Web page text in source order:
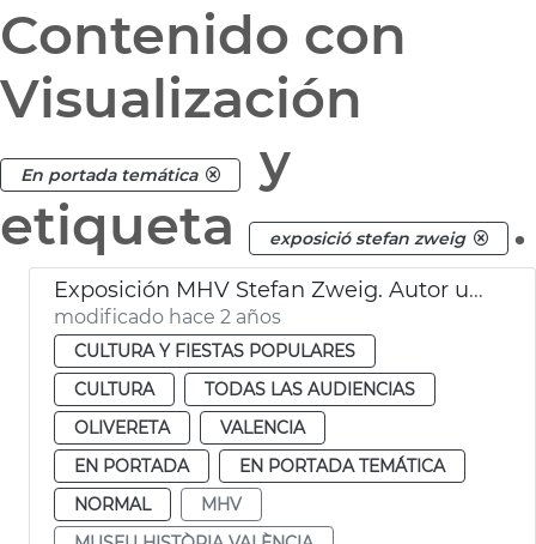
Contenido con
Visualización
En portada temática
y
etiqueta
exposició stefan zweig .
Exposición MHV Stefan Zweig. Autor universal
modificado hace 2 años
CULTURA Y FIESTAS POPULARES
CULTURA
TODAS LAS AUDIENCIAS
OLIVERETA
VALENCIA
EN PORTADA
EN PORTADA TEMÁTICA
NORMAL
MHV